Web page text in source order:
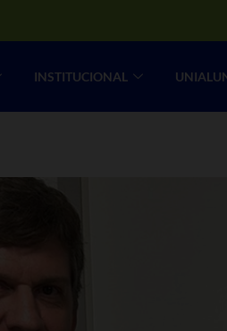
INSTITUCIONAL